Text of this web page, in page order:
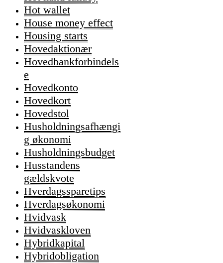
Hot wallet
House money effect
Housing starts
Hovedaktionær
Hovedbankforbindels
e
Hovedkonto
Hovedkort
Hovedstol
Husholdningsafhængi
g økonomi
Husholdningsbudget
Husstandens
gældskvote
Hverdagssparetips
Hverdagsøkonomi
Hvidvask
Hvidvaskloven
Hybridkapital
Hybridobligation